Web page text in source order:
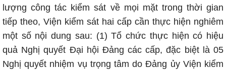
lượng công tác kiểm sát về mọi mặt trong thời gian
tiếp theo, Viện kiểm sát hai cấp cần thực hiện nghiêm
một số nội dung sau: (1) Tổ chức thực hiện có hiệu
quả Nghị quyết Đại hội Đảng các cấp, đặc biệt là 05
Nghị quyết nhiệm vụ trọng tâm do Đảng ủy Viện kiểm